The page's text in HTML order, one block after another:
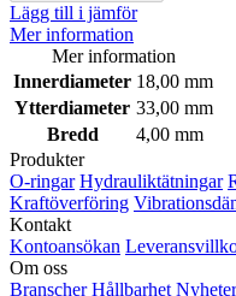
Lägg till i jämför
Mer information
Mer information
Innerdiameter 18,00 mm
Ytterdiameter 33,00 mm
Bredd
4,00 mm
Produkter
O-ringar Hydrauliktätningar
Kraftöverföring
Kontakt
Kontoansökan
Om oss
Branscher Hållbarhet Nyheter